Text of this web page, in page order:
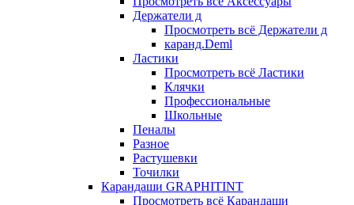
Держатели д
Просмотреть всё Держатели д
каранд.Deml
Ластики
Просмотреть всё Ластики
Клячки
Профессиональные
Школьные
Пеналы
Разное
Растушевки
Точилки
Карандаши GRAPHITINT
Просмотреть всё Карандаши